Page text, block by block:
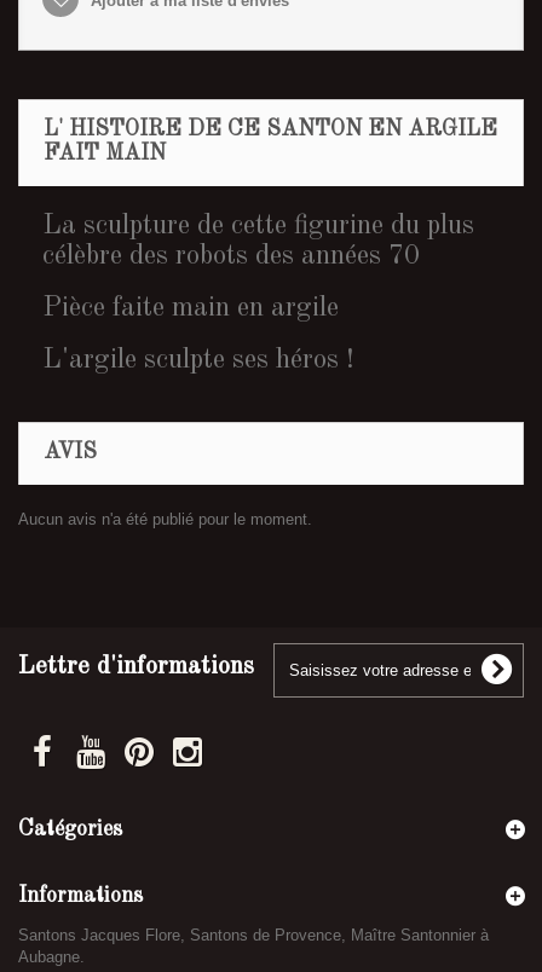
L' HISTOIRE DE CE SANTON EN ARGILE
FAIT MAIN
La sculpture de cette figurine du plus
célèbre des robots des années 70
Pièce faite main en argile
L'argile sculpte ses héros !
AVIS
Aucun avis n'a été publié pour le moment.
Lettre d'informations
Catégories
Informations
Santons Jacques Flore, Santons de Provence, Maître Santonnier à
Aubagne.